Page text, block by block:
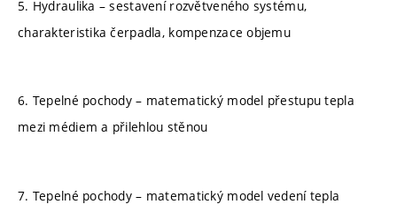
5. Hydraulika – sestavení rozvětveného systému,
charakteristika čerpadla, kompenzace objemu
6. Tepelné pochody – matematický model přestupu tepla
mezi médiem a přilehlou stěnou
7. Tepelné pochody – matematický model vedení tepla